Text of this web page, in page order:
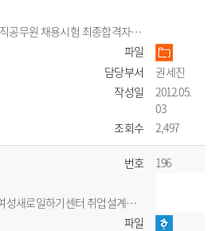
공무원 채용시험 최종합격자 공고
파일
담당부서
권세진
작성일
2012.05.
03
조회수
2,497
번호
196
새로일하기센터 취업설계사 채용공고
파일